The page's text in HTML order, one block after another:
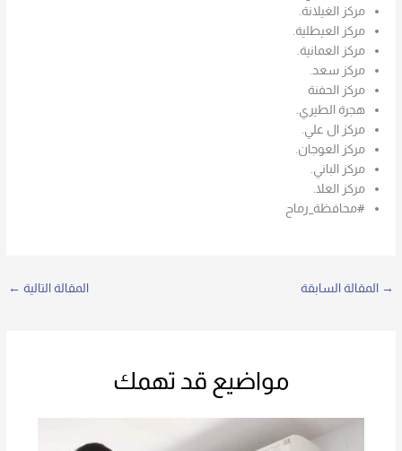
مركز الغيلانة.
مركز العيطلية.
مركز العمانية.
مركز سعد.
مركز الحفنة
هجرة الطيري.
مركز ال علي.
مركز العوجان.
مركز الباني.
مركز العلا.
#محافظة_رماح
→ المقالة السابقة المقالة التالية ←
مواضيع قد تهمك